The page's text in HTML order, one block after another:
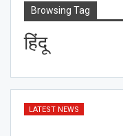
Browsing Tag
हिंदू
LATEST NEWS